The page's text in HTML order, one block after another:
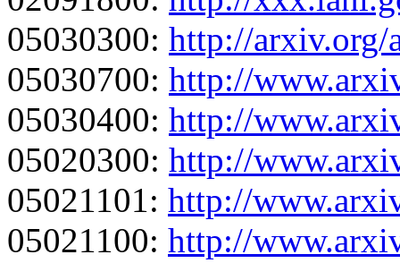
05030300: http://arxiv.org/
05030700: http://
05030400: http://
05020300: http://
05021101: http://
05021100: http://